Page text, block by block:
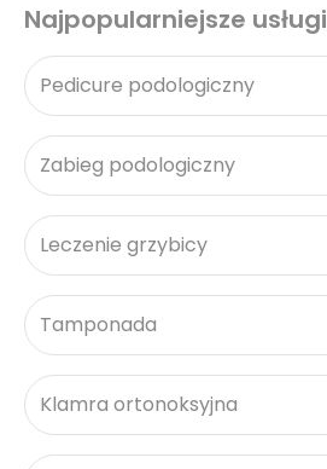
Najpopularniejsze usługi
Pedicure podologiczny
Zabieg podologiczny
Leczenie grzybicy
Tamponada
Klamra ortonoksyjna